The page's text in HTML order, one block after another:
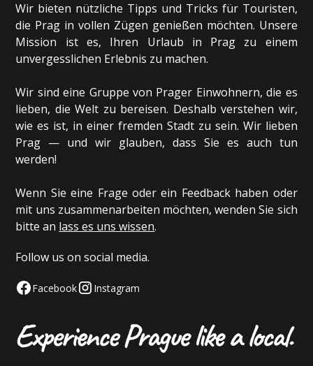
Wir bieten nützliche Tipps und Tricks für Touristen,
die Prag in vollen Zügen genießen möchten. Unsere
Mission ist es, Ihren Urlaub in Prag zu einem
unvergesslichen Erlebnis zu machen.
Wir sind eine Gruppe von Prager Einwohnern, die es
lieben, die Welt zu bereisen. Deshalb verstehen wir,
wie es ist, in einer fremden Stadt zu sein. Wir lieben
Prag — und wir glauben, dass Sie es auch tun
werden!
Wenn Sie eine Frage oder ein Feedback haben oder
mit uns zusammenarbeiten möchten, wenden Sie sich
bitte an lass es uns wissen.
Follow us on social media.
Facebook Instagram